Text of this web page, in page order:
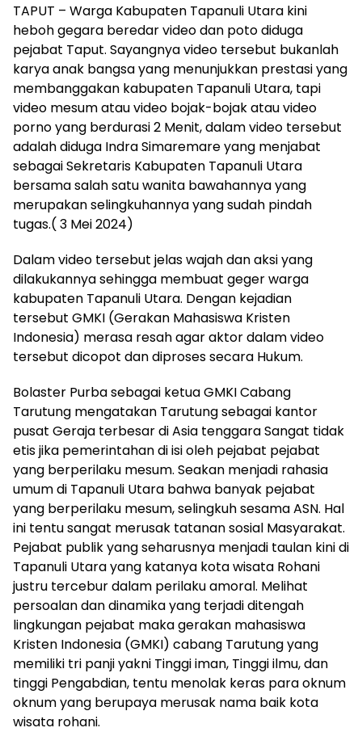
TAPUT – Warga Kabupaten Tapanuli Utara kini
heboh gegara beredar video dan poto diduga
pejabat Taput. Sayangnya video tersebut bukanlah
karya anak bangsa yang menunjukkan prestasi yang
membanggakan kabupaten Tapanuli Utara, tapi
video mesum atau video bojak-bojak atau video
porno yang berdurasi 2 Menit, dalam video tersebut
adalah diduga Indra Simaremare yang menjabat
sebagai Sekretaris Kabupaten Tapanuli Utara
bersama salah satu wanita bawahannya yang
merupakan selingkuhannya yang sudah pindah
tugas.( 3 Mei 2024)
Dalam video tersebut jelas wajah dan aksi yang
dilakukannya sehingga membuat geger warga
kabupaten Tapanuli Utara. Dengan kejadian
tersebut GMKI (Gerakan Mahasiswa Kristen
Indonesia) merasa resah agar aktor dalam video
tersebut dicopot dan diproses secara Hukum.
Bolaster Purba sebagai ketua GMKI Cabang
Tarutung mengatakan Tarutung sebagai kantor
pusat Geraja terbesar di Asia tenggara Sangat tidak
etis jika pemerintahan di isi oleh pejabat pejabat
yang berperilaku mesum. Seakan menjadi rahasia
umum di Tapanuli Utara bahwa banyak pejabat
yang berperilaku mesum, selingkuh sesama ASN. Hal
ini tentu sangat merusak tatanan sosial Masyarakat.
Pejabat publik yang seharusnya menjadi taulan kini di
Tapanuli Utara yang katanya kota wisata Rohani
justru tercebur dalam perilaku amoral. Melihat
persoalan dan dinamika yang terjadi ditengah
lingkungan pejabat maka gerakan mahasiswa
Kristen Indonesia (GMKI) cabang Tarutung yang
memiliki tri panji yakni Tinggi iman, Tinggi ilmu, dan
tinggi Pengabdian, tentu menolak keras para oknum
oknum yang berupaya merusak nama baik kota
wisata rohani.